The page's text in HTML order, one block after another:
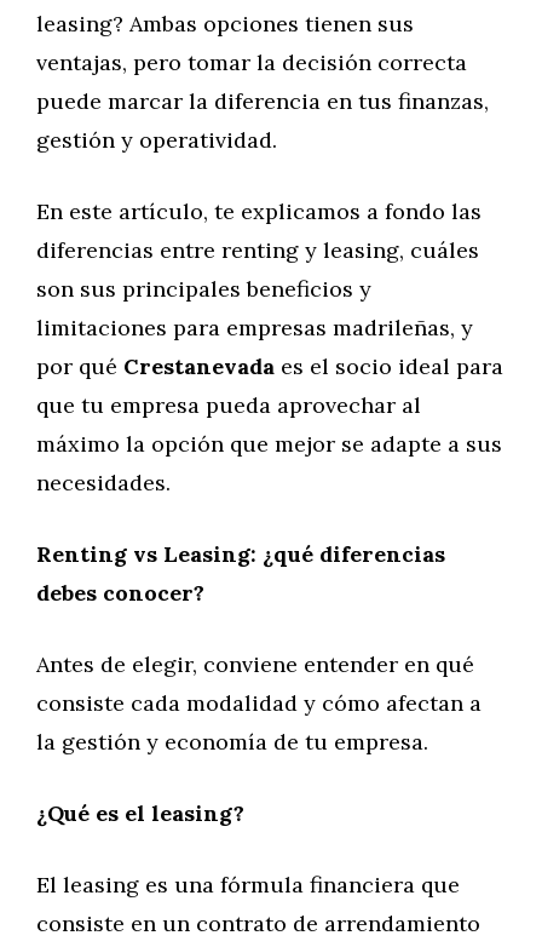
leasing? Ambas opciones tienen sus
ventajas, pero tomar la decisión correcta
puede marcar la diferencia en tus finanzas,
gestión y operatividad.
En este artículo, te explicamos a fondo las
diferencias entre renting y leasing, cuáles
son sus principales beneficios y
limitaciones para empresas madrileñas, y
por qué Crestanevada es el socio ideal para
que tu empresa pueda aprovechar al
máximo la opción que mejor se adapte a sus
necesidades.
Renting vs Leasing: ¿qué diferencias
debes conocer?
Antes de elegir, conviene entender en qué
consiste cada modalidad y cómo afectan a
la gestión y economía de tu empresa.
¿Qué es el leasing?
El leasing es una fórmula financiera que
consiste en un contrato de arrendamiento